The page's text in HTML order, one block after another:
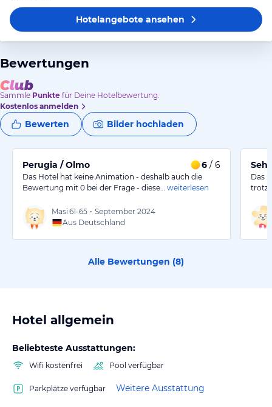
Hotelangeboteansehen
Bewertungen
Sammle Punkte für Deine Hotelbewertung.
Kostenlos anmelden
Bewerten Bilder hochladen
Perugia / Olmo 6 / 6
Das Hotel hat keine Animation - deshalb auch die
Bewertung mit 0 bei der Frage - diese…
weiterlesen
Masi 61-65 • September 2024
Aus Deutschland
Das
Alle Bewertungen (8)
Hotel allgemein
Beliebteste Ausstattungen:
Wifi kostenfrei Pool verfügbar
Parkplätze verfügbar Weitere Ausstattung